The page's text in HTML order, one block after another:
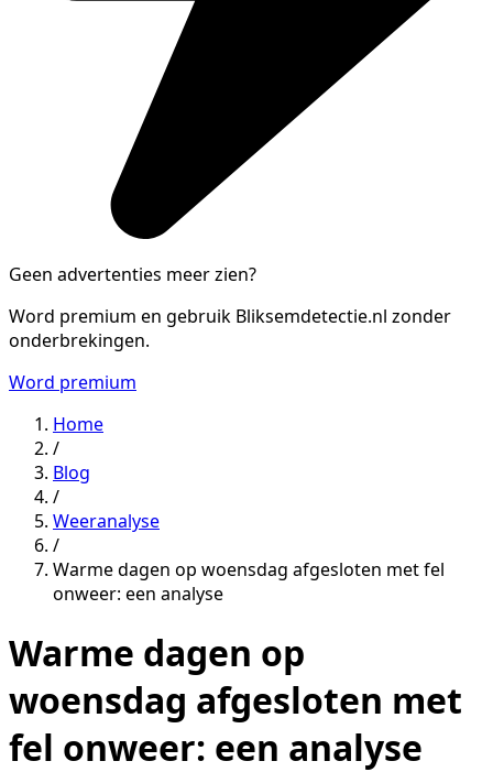
Geen advertenties meer zien?
Word premium en gebruik Bliksemdetectie.nl zonder
onderbrekingen.
Word premium
Home
/
Blog
/
Weeranalyse
/
Warme dagen op woensdag afgesloten met fel
onweer: een analyse
Warme dagen op
woensdag afgesloten met
fel onweer: een analyse